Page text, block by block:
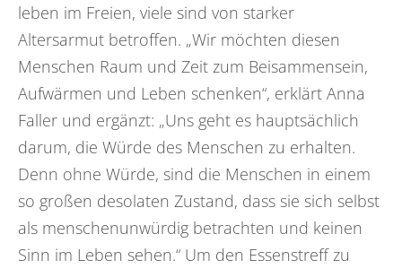
leben im Freien, viele sind von starker
Altersarmut betroffen. „Wir möchten diesen
Menschen Raum und Zeit zum Beisammensein,
Aufwärmen und Leben schenken“, erklärt Anna
Faller und ergänzt: „Uns geht es hauptsächlich
darum, die Würde des Menschen zu erhalten.
Denn ohne Würde, sind die Menschen in einem
so großen desolaten Zustand, dass sie sich selbst
als menschenunwürdig betrachten und keinen
Sinn im Leben sehen.“ Um den Essenstreff zu